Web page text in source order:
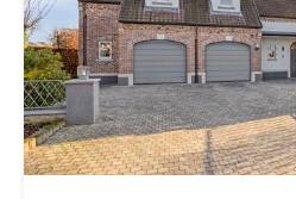
4
1.893 m²